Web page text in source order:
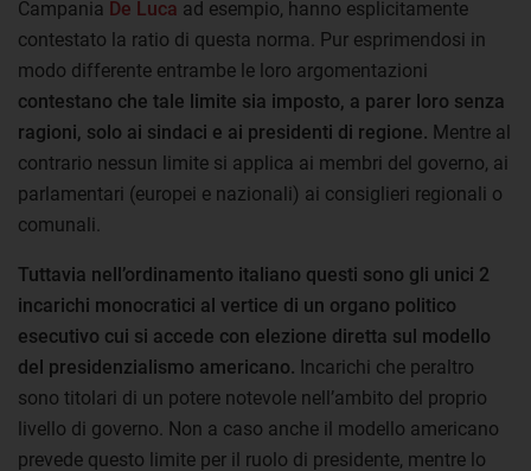
Campania De Luca ad esempio, hanno esplicitamente
contestato la ratio di questa norma. Pur esprimendosi in
modo differente entrambe le loro argomentazioni
contestano che tale limite sia imposto, a parer loro senza
ragioni, solo ai sindaci e ai presidenti di regione. Mentre al
contrario nessun limite si applica ai membri del governo, ai
parlamentari (europei e nazionali) ai consiglieri regionali o
comunali.
Tuttavia nell’ordinamento italiano questi sono gli unici 2
incarichi monocratici al vertice di un organo politico
esecutivo cui si accede con elezione diretta sul modello
del presidenzialismo americano. Incarichi che peraltro
sono titolari di un potere notevole nell’ambito del proprio
livello di governo. Non a caso anche il modello americano
prevede questo limite per il ruolo di presidente, mentre lo